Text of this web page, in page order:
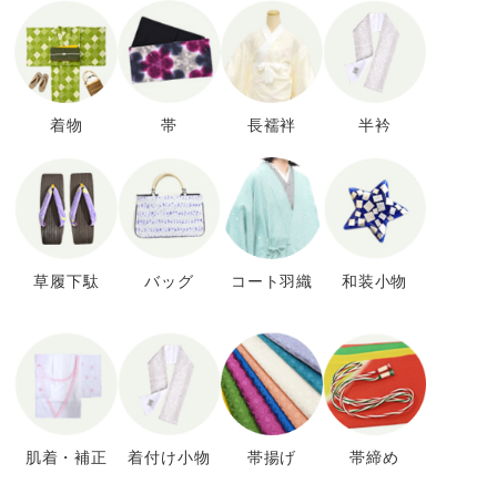
着物 帯 長襦袢 半衿
草履下駄 バッグ コート羽織 和装小物
肌着・補正 着付け小物 帯揚げ 帯締め